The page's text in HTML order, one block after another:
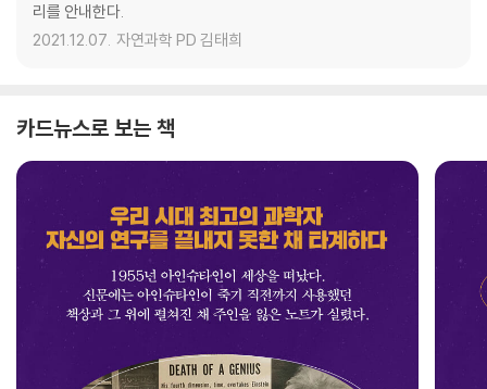
리를 안내한다.
2021.12.07. 자연과학 PD 김태희
카드뉴스로 보는 책